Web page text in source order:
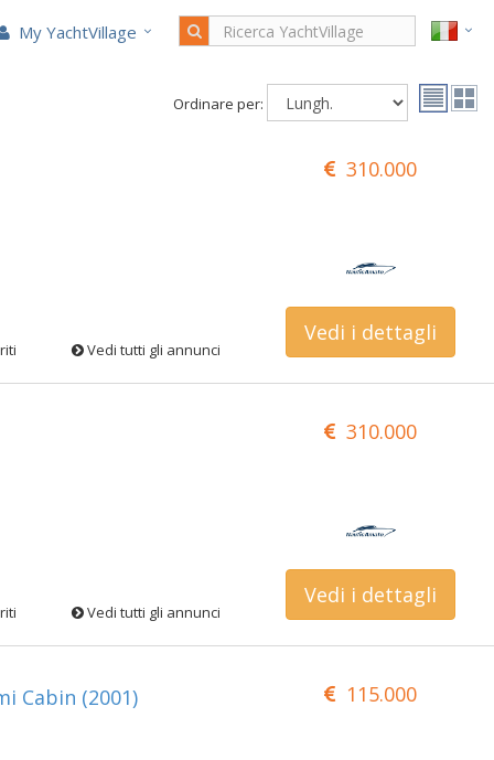
My YachtVillage
Ordinare per:
310.000
Vedi tutti gli annunci
Vedi i dettagli
310.000
Vedi tutti gli annunci
Vedi i dettagli
Cabin (2001) 115.000